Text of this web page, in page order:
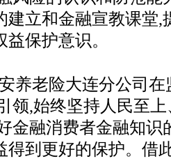
建立和金融宣教课堂,
保护意识。
养老险大连分公司
领,始终坚持人民至
金融消费者金融知识
得到更好的保护。借